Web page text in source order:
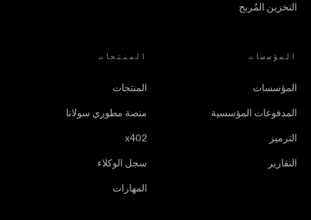
التخزين المُربح
المؤسسات
المؤسسات
المدفوعات المؤسسية
الترميز
التقارير
المنتجات
المنتجات
منصة مطوري سولانا
x402
سجل الوكلاء
المهارات